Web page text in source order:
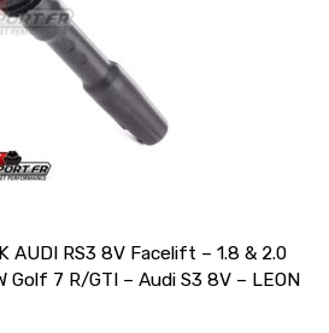
AUDI RS3 8V Facelift – 1.8 & 2.0
Golf 7 R/GTI – Audi S3 8V – LEON